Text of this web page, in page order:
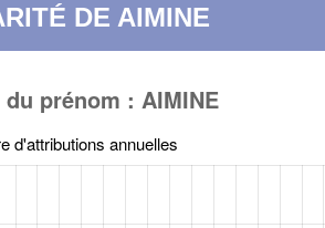
DE AIMINE